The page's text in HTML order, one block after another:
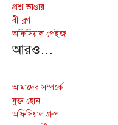
প্রশ্ন ভাণ্ডার
বী ব্লগ
অফিসিয়াল পেইজ
আরও…
আমাদের সম্পর্কে
যুক্ত হোন
অফিসিয়াল গ্রুপ